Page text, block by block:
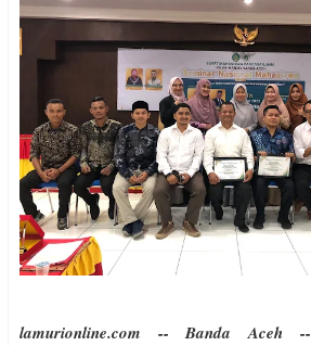
lamurionline.com -- Banda Aceh --